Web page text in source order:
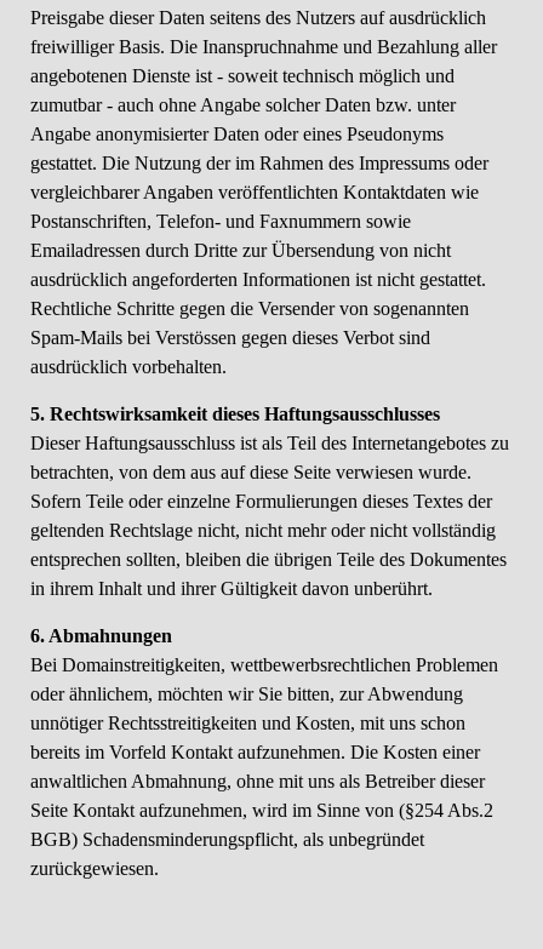
Preisgabe dieser Daten seitens des Nutzers auf ausdrücklich
freiwilliger Basis. Die Inanspruchnahme und Bezahlung aller
angebotenen Dienste ist - soweit technisch möglich und
zumutbar - auch ohne Angabe solcher Daten bzw. unter
Angabe anonymisierter Daten oder eines Pseudonyms
gestattet. Die Nutzung der im Rahmen des Impressums oder
vergleichbarer Angaben veröffentlichten Kontaktdaten wie
Postanschriften, Telefon- und Faxnummern sowie
Emailadressen durch Dritte zur Übersendung von nicht
ausdrücklich angeforderten Informationen ist nicht gestattet.
Rechtliche Schritte gegen die Versender von sogenannten
Spam-Mails bei Verstössen gegen dieses Verbot sind
ausdrücklich vorbehalten.
5. Rechtswirksamkeit dieses Haftungsausschlusses
Dieser Haftungsausschluss ist als Teil des Internetangebotes zu
betrachten, von dem aus auf diese Seite verwiesen wurde.
Sofern Teile oder einzelne Formulierungen dieses Textes der
geltenden Rechtslage nicht, nicht mehr oder nicht vollständig
entsprechen sollten, bleiben die übrigen Teile des Dokumentes
in ihrem Inhalt und ihrer Gültigkeit davon unberührt.
6. Abmahnungen
Bei Domainstreitigkeiten, wettbewerbsrechtlichen Problemen
oder ähnlichem, möchten wir Sie bitten, zur Abwendung
unnötiger Rechtsstreitigkeiten und Kosten, mit uns schon
bereits im Vorfeld Kontakt aufzunehmen. Die Kosten einer
anwaltlichen Abmahnung, ohne mit uns als Betreiber dieser
Seite Kontakt aufzunehmen, wird im Sinne von (§254 Abs.2
BGB) Schadensminderungspflicht, als unbegründet
zurückgewiesen.